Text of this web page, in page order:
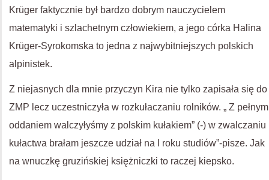
Krüger faktycznie był bardzo dobrym nauczycielem
matematyki i szlachetnym człowiekiem, a jego córka Halina
Krüger-Syrokomska to jedna z najwybitniejszych polskich
alpinistek.
Z niejasnych dla mnie przyczyn Kira nie tylko zapisała się do
ZMP lecz uczestniczyła w rozkułaczaniu rolników. „ Z pełnym
oddaniem walczyłyśmy z polskim kułakiem” (-) w zwalczaniu
kułactwa brałam jeszcze udział na I roku studiów”-pisze. Jak
na wnuczkę gruzińskiej księżniczki to raczej kiepsko.